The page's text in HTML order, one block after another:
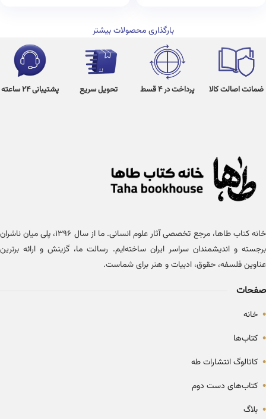
بارگذاری محصولات بیشتر
ضمانت اصالت کالا پرداخت در 4 قسط تحویل سریع پشتیبانی 24 ساعته
خانه کتاب طاها، مرجع تخصصی آثار علوم انسانی. ما از سال ۱۳۹۶، پلی میان ناشران
برجسته و اندیشمندان سراسر ایران ساخته‌ایم. رسالت ما، گزینش و ارائه برترین
عناوین فلسفه، حقوق، ادبیات و هنر برای شماست.
صفحات
• خانه
• کتاب‌ها
• کاتالوگ انتشارات طه
• کتاب‌های دست دوم
• بلاگ